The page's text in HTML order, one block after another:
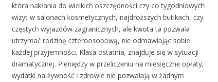
która nakłania do wielkich oszczędności czy co tygodniowych
wizyt w salonach kosmetycznych, najdroższych butikach, czy
częstych wyjazdów zagranicznych, ale kwota ta pozwala
utrzymać rodzinę czteroosobową, nie odmawiając sobie
każdej przyjemności. Klasa ostatnia, znajduje się w sytuacji
dramatycznej. Pieniędzy w przeliczeniu na miesięczne opłaty,
wydatki na żywność i zdrowie nie pozwalają w żadnym